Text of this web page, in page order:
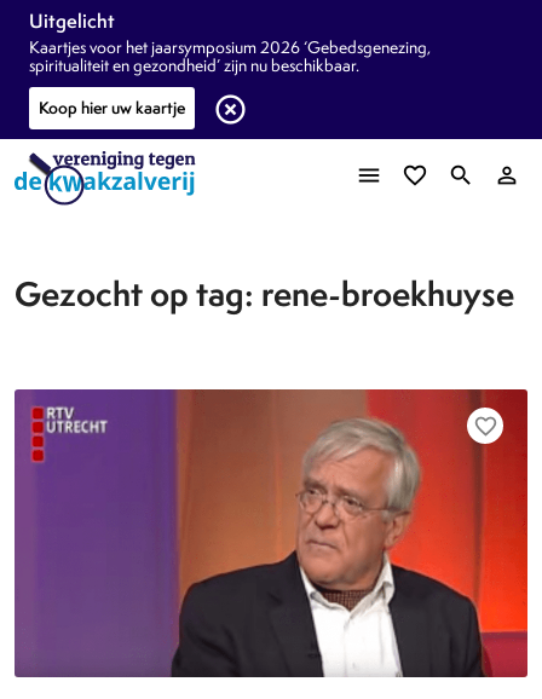
Uitgelicht
Kaartjes voor het jaarsymposium 2026 ‘Gebedsgenezing,
spiritualiteit en gezondheid’ zijn nu beschikbaar.
Koop hier uw kaartje
highlight_off
menu favorite_border search person_outline
Gezocht op tag: rene-broekhuyse
favorite_border